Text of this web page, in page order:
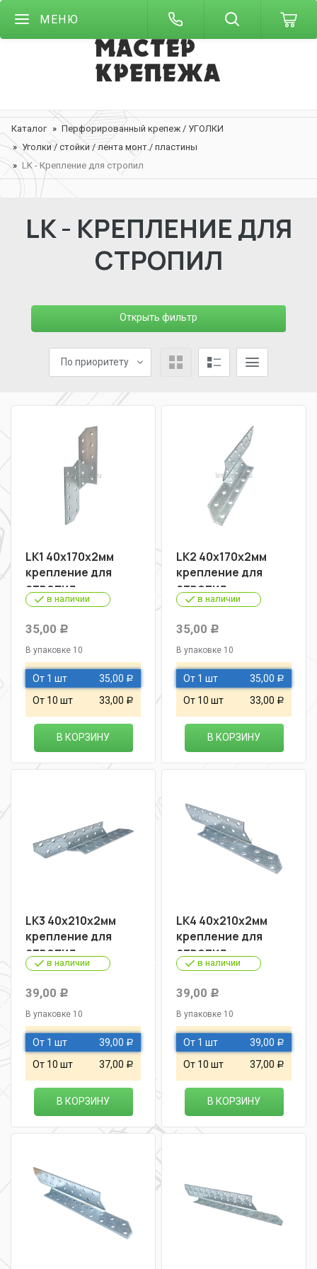
МЕНЮ
Каталог
Перфорированный крепеж / УГОЛКИ
Уголки / стойки / лента монт./ пластины
LK - Крепление для стропил
LK - КРЕПЛЕНИЕ ДЛЯ
СТРОПИЛ
Открыть фильтр
По приоритету
LK1 40х170х2мм
крепление для
стропил
в наличии
35,00 Р
В упаковке 10
От 1 шт 35,00 Р
От 10 шт 33,00 Р
В КОРЗИНУ
LK2 40х170х2мм
крепление для
стропил
в наличии
35,00 Р
В упаковке 10
От 1 шт 35,00 Р
От 10 шт 33,00 Р
В КОРЗИНУ
LK3 40х210х2мм
крепление для
стропил
в наличии
39,00 Р
В упаковке 10
От 1 шт 39,00 Р
От 10 шт 37,00 Р
В КОРЗИНУ
LK4 40х210х2мм
крепление для
стропил
в наличии
39,00 Р
В упаковке 10
От 1 шт 39,00 Р
От 10 шт 37,00 Р
В КОРЗИНУ